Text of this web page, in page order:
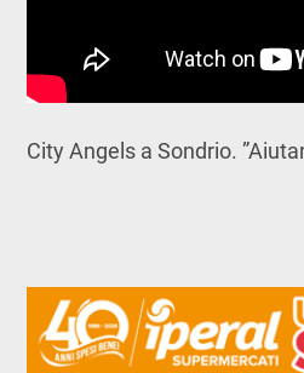
City Angels a Sondrio.